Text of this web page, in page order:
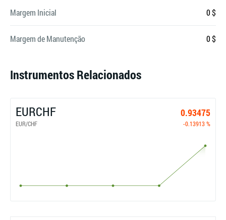
Margem Inicial 0 $
Margem de Manutenção 0 $
Instrumentos Relacionados
EURCHF 0.93475
EUR/CHF -0.13913 %